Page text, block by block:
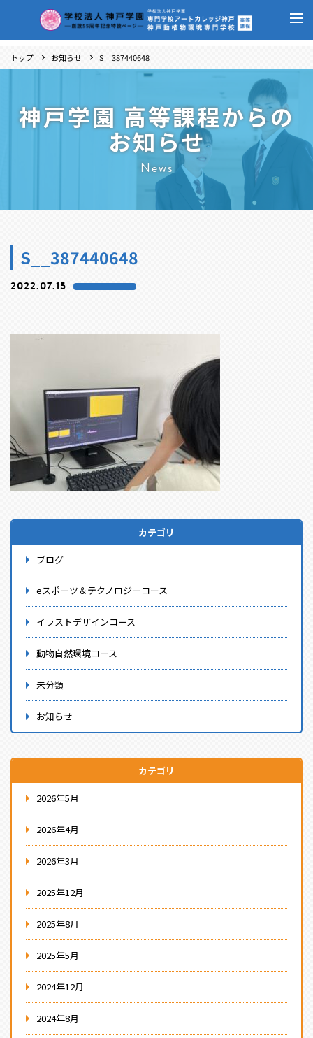
トップ お知らせ S__387440648
神戸学園 高等課程からの
お知らせ
News
S__387440648
2022.07.15
カテゴリ
ブログ
eスポーツ＆テクノロジーコース
イラストデザインコース
動物自然環境コース
未分類
お知らせ
カテゴリ
2026年5月
2026年4月
2026年3月
2025年12月
2025年8月
2025年5月
2024年12月
2024年8月